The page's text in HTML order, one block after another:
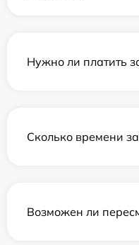
Нужно ли платить
Сколько времени
Возможен ли